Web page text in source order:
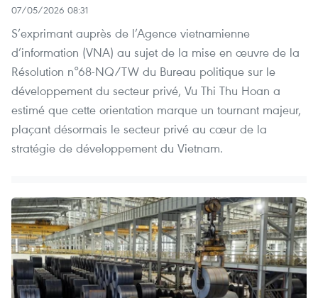
07/05/2026 08:31
S’exprimant auprès de l’Agence vietnamienne
d’information (VNA) au sujet de la mise en œuvre de la
Résolution n°68-NQ/TW du Bureau politique sur le
développement du secteur privé, Vu Thi Thu Hoan a
estimé que cette orientation marque un tournant majeur,
plaçant désormais le secteur privé au cœur de la
stratégie de développement du Vietnam.